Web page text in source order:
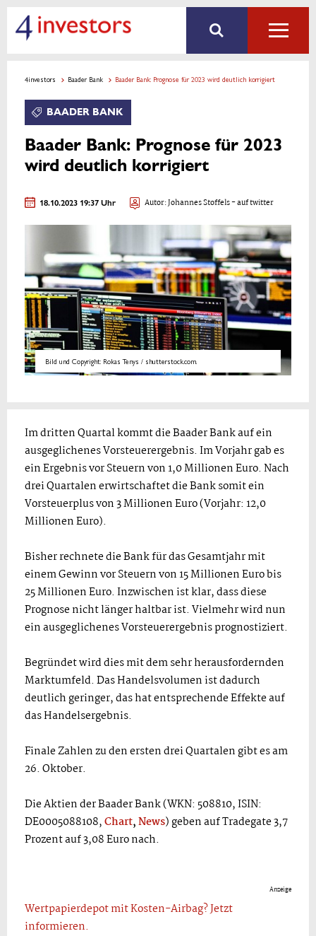
4investors Baader Bank Baader Bank: Prognose für 2023 wird deutlich korrigiert
BAADER BANK
Baader Bank: Prognose für 2023
wird deutlich korrigiert
18.10.2023 19:37 Uhr Autor:Johannes Stoffels- auf twitter
Bild und Copyright: Rokas Tenys / shutterstock.com.
Im dritten Quartal kommt die Baader Bank auf ein
ausgeglichenes Vorsteuerergebnis. Im Vorjahr gab es
ein Ergebnis vor Steuern von 1,0 Millionen Euro. Nach
drei Quartalen erwirtschaftet die Bank somit ein
Vorsteuerplus von 3 Millionen Euro (Vorjahr: 12,0
Millionen Euro).
Bisher rechnete die Bank für das Gesamtjahr mit
einem Gewinn vor Steuern von 15 Millionen Euro bis
25 Millionen Euro. Inzwischen ist klar, dass diese
Prognose nicht länger haltbar ist. Vielmehr wird nun
ein ausgeglichenes Vorsteuerergebnis prognostiziert.
Begründet wird dies mit dem sehr herausfordernden
Marktumfeld. Das Handelsvolumen ist dadurch
deutlich geringer, das hat entsprechende Effekte auf
das Handelsergebnis.
Finale Zahlen zu den ersten drei Quartalen gibt es am
26. Oktober.
Die Aktien der Baader Bank (WKN: 508810, ISIN:
DE0005088108,Chart,News) geben auf Tradegate 3,7
Prozent auf 3,08 Euro nach.
Anzeige
Wertpapierdepot mit Kosten-Airbag? Jetzt
informieren.